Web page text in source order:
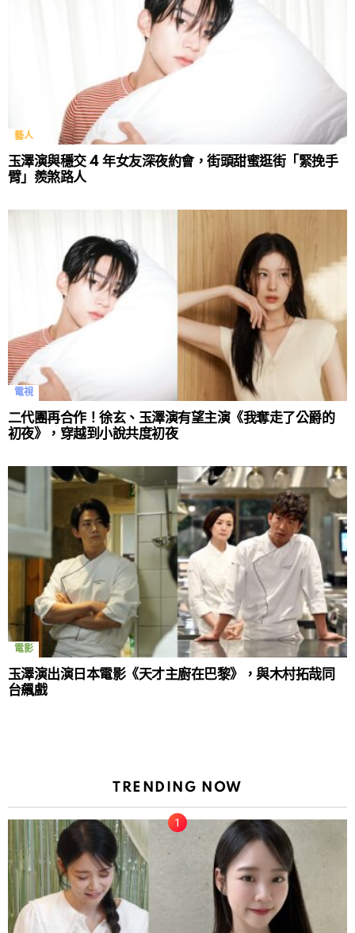
藝人
玉澤演與穩交 4 年女友深夜約會，街頭甜蜜逛街「緊挽手
臂」羨煞路人
電視
二代團再合作！徐玄、玉澤演有望主演《我奪走了公爵的
初夜》，穿越到小說共度初夜
電影
玉澤演出演日本電影《天才主廚在巴黎》，與木村拓哉同
台飆戲
TRENDING NOW